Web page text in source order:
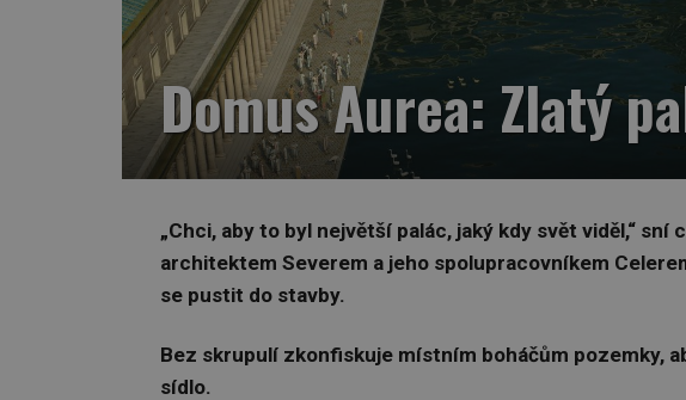
Domus Aurea: Zlatý
„Chci, aby to byl největší palác, jaký kdy svět viděl,“
architektem Severem a jeho spolupracovníkem
se pustit do stavby.
Bez skrupulí zkonfiskuje místním boháčům pozemky,
sídlo.